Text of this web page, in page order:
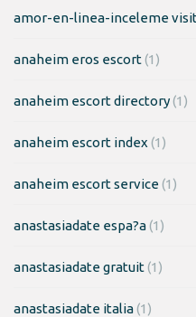
amor-en-linea-inceleme
anaheim eros escort(1)
anaheim escort directory(1)
anaheim escort index (1)
anaheim escort service(1)
anastasiadate espa?a(1)
anastasiadate gratuit(1)
anastasiadate italia(1)